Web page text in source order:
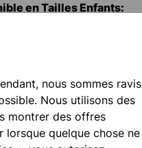
en Tailles Enfants:
nous sommes ravis
Nous utilisons des
montrer des offres
lorsque quelque chose ne